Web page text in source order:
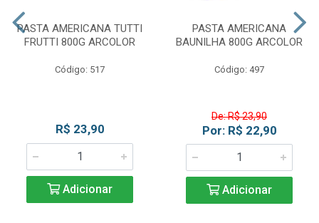
PASTA AMERICANA TUTTI
FRUTTI 800G ARCOLOR
Código: 517
R$ 23,90
Adicionar
PASTA AMERICANA
BAUNILHA 800G ARCOLOR
Código: 497
De: R$ 23,90
Por: R$ 22,90
Adicionar